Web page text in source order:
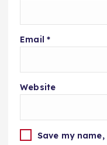
Email *
Website
Save my